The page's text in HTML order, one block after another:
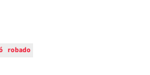
robado